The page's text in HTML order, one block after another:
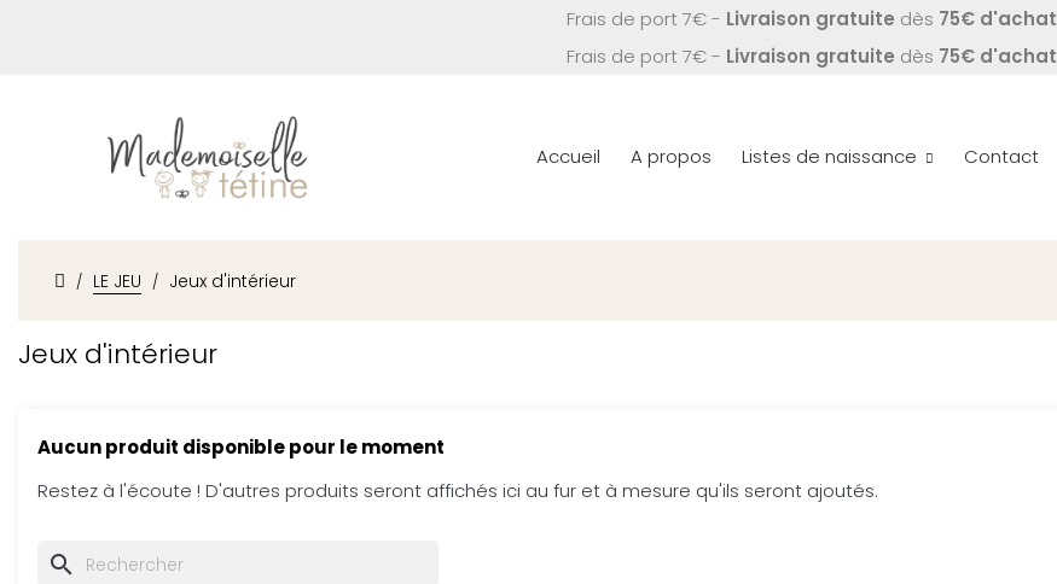
Frais de port 7€ - Livraison gratuite dès 75€ d'achat
Frais de port 7€ - Livraison gratuite dès 75€ d'achat
Accueil A propos Listes de naissance Contact
LE JEU Jeux d'intérieur
Jeux d'intérieur
Aucun produit disponible pour le moment
Restez à l'écoute ! D'autres produits seront affichés ici au fur et à mesure qu'ils seront ajoutés.
search